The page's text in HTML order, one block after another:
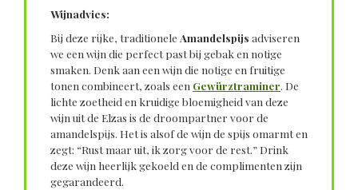
Wijnadvies:
Bij deze rijke, traditionele Amandelspijs adviseren
we een wijn die perfect past bij gebak en notige
smaken. Denk aan een wijn die notige en fruitige
tonen combineert, zoals een Gewürztraminer. De
lichte zoetheid en kruidige bloemigheid van deze
wijn uit de Elzas is de droompartner voor de
amandelspijs. Het is alsof de wijn de spijs omarmt en
zegt: “Rust maar uit, ik zorg voor de rest.” Drink
deze wijn heerlijk gekoeld en de complimenten zijn
gegarandeerd.